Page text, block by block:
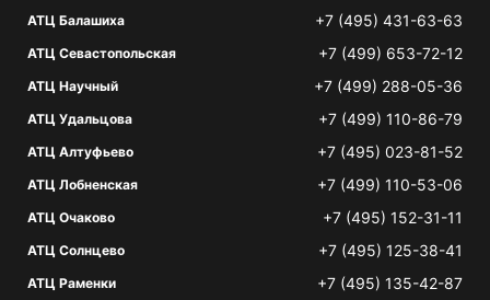
АТЦ Балашиха +7 (495) 431-63-63
АТЦ Севастопольская +7 (499) 653-72-12
АТЦ Научный +7 (499) 288-05-36
АТЦ Удальцова +7 (499) 110-86-79
АТЦ Алтуфьево +7 (495) 023-81-52
АТЦ Лобненская +7 (499) 110-53-06
АТЦ Очаково +7 (495) 152-31-11
АТЦ Солнцево +7 (495) 125-38-41
АТЦ Раменки +7 (495) 135-42-87